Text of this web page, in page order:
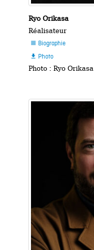
Ryo Orikasa
Réalisateur
 Biographie
 Photo
Photo : Ryo Orikasa